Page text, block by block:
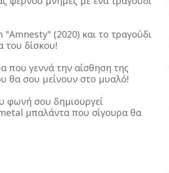
(2020) και το τραγούδι
του δίσκου!
που γεννά την αίσθηση της
θα σου μείνουν στο μυαλό!
φωνή σου δημιουργεί
μπαλάντα που σίγουρα θα